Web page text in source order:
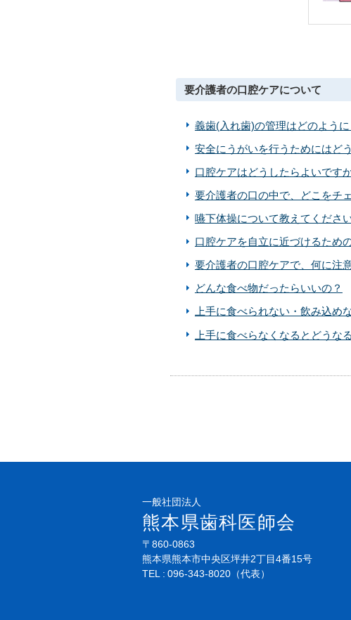
要介護者の口腔ケアについて
義歯(入れ歯)の管理はどのよう
安全にうがいを行うためにはど
口腔ケアはどうしたらよいです
要介護者の口の中で、どこをチ
嚥下体操について教えてくださ
口腔ケアを自立に近づけるため
要介護者の口腔ケアで、何に注
どんな食べ物だったらいいの？
上手に食べられない・飲み込め
上手に食べらなくなるとどうな
一般社団法人
熊本県歯科医師会
〒860-0863
熊本県熊本市中央区坪井2丁目4番15号
TEL
096-343-8020（代表）